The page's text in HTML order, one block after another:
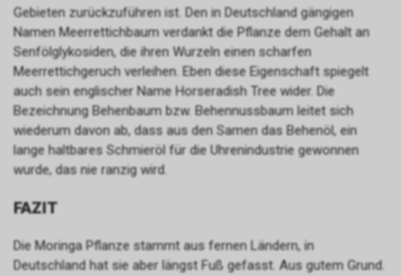
Gebieten zurückzuführen ist. Den in Deutschland gängigen
Namen Meerrettichbaum verdankt die Pflanze dem Gehalt an
Senfölglykosiden, die ihren Wurzeln einen scharfen
Meerrettichgeruch verleihen. Eben diese Eigenschaft spiegelt
auch sein englischer Name Horseradish Tree wider. Die
Bezeichnung Behenbaum bzw. Behennussbaum leitet sich
wiederum davon ab, dass aus den Samen das Behenöl, ein
lange haltbares Schmieröl für die Uhrenindustrie gewonnen
wurde, das nie ranzig wird.
FAZIT
Die Moringa Pflanze stammt aus fernen Ländern, in
Deutschland hat sie aber längst Fuß gefasst. Aus gutem Grund.